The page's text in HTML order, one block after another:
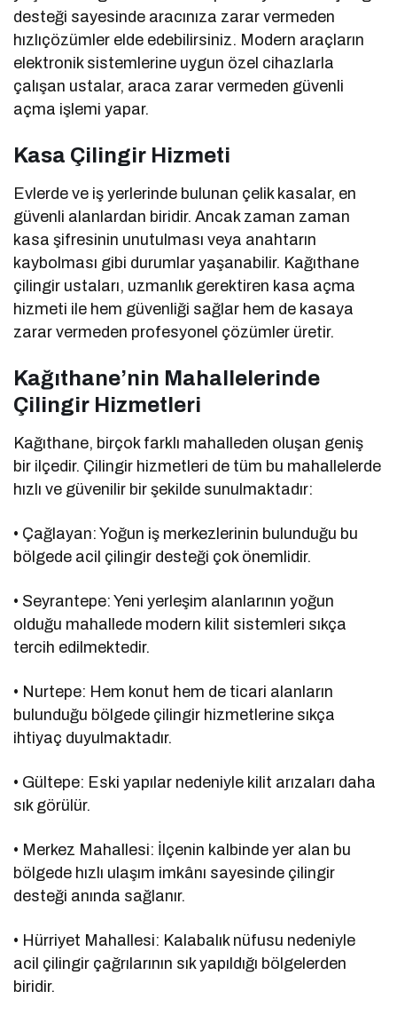
desteği sayesinde aracınıza zarar vermeden
hızlıçözümler elde edebilirsiniz. Modern araçların
elektronik sistemlerine uygun özel cihazlarla
çalışan ustalar, araca zarar vermeden güvenli
açma işlemi yapar.
Kasa Çilingir Hizmeti
Evlerde ve iş yerlerinde bulunan çelik kasalar, en
güvenli alanlardan biridir. Ancak zaman zaman
kasa şifresinin unutulması veya anahtarın
kaybolması gibi durumlar yaşanabilir. Kağıthane
çilingir ustaları, uzmanlık gerektiren kasa açma
hizmeti ile hem güvenliği sağlar hem de kasaya
zarar vermeden profesyonel çözümler üretir.
Kağıthane’nin Mahallelerinde
Çilingir Hizmetleri
Kağıthane, birçok farklı mahalleden oluşan geniş
bir ilçedir. Çilingir hizmetleri de tüm bu mahallelerde
hızlı ve güvenilir bir şekilde sunulmaktadır:
• Çağlayan: Yoğun iş merkezlerinin bulunduğu bu
bölgede acil çilingir desteği çok önemlidir.
• Seyrantepe: Yeni yerleşim alanlarının yoğun
olduğu mahallede modern kilit sistemleri sıkça
tercih edilmektedir.
• Nurtepe: Hem konut hem de ticari alanların
bulunduğu bölgede çilingir hizmetlerine sıkça
ihtiyaç duyulmaktadır.
• Gültepe: Eski yapılar nedeniyle kilit arızaları daha
sık görülür.
• Merkez Mahallesi: İlçenin kalbinde yer alan bu
bölgede hızlı ulaşım imkânı sayesinde çilingir
desteği anında sağlanır.
• Hürriyet Mahallesi: Kalabalık nüfusu nedeniyle
acil çilingir çağrılarının sık yapıldığı bölgelerden
biridir.